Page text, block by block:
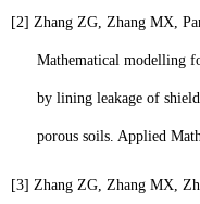
[2] Zhang ZG, Zhang MX,
Mathematical modelling
by lining leakage of
porous soils. Applied
[3] Zhang ZG, Zhang MX,